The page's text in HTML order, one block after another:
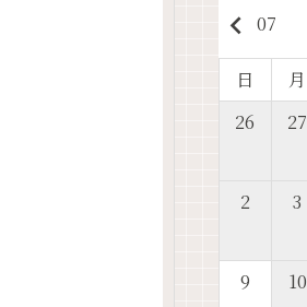
keyboard_arrow_left 07
日 月
26
27
2 3
9 10